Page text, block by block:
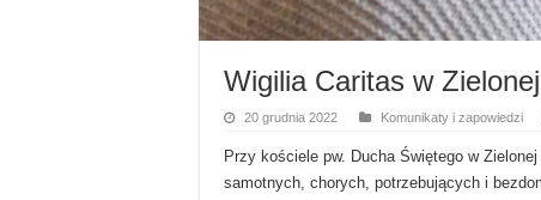
Wigilia Caritas w
20 grudnia 2022 Komunikaty i zapowiedzi
Przy kościele pw. Ducha Świętego w
samotnych, chorych, potrzebujących i